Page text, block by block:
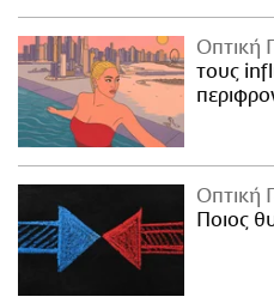
Οπτική
τους
Οπτική
Ποιος